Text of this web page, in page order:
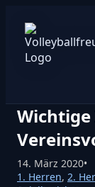
14. März 2020•
1. Herren, 2.